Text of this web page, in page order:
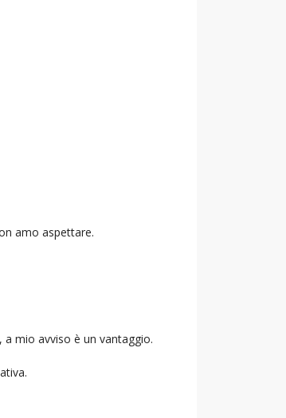
amo aspettare.
mio avviso è un vantaggio.